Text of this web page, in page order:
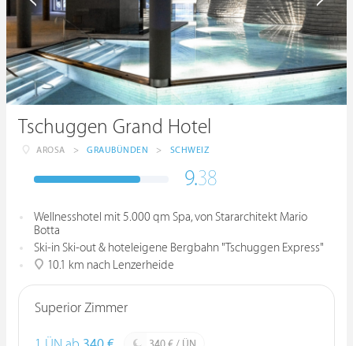
Tschuggen Grand Hotel
AROSA > GRAUBÜNDEN > SCHWEIZ
9.38
Wellnesshotel mit 5.000 qm Spa, von Stararchitekt Mario
Botta
Ski-in Ski-out & hoteleigene Bergbahn "Tschuggen Express"
10.1 km nach Lenzerheide
Superior Zimmer